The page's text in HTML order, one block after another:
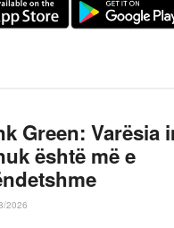
Green: Varësia
është më e
2026